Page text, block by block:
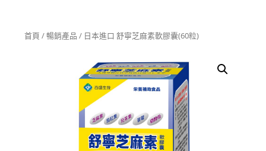
首頁 /暢銷產品 / 日本進口 舒寧芝麻素軟膠囊(60粒)